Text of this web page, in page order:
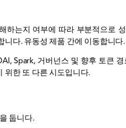
는지 여부에 따라 부분적으로
니다. 유동성 제품 간에 이동합니다.
Spark, 거버넌스 및 향후 토큰
위한 또 다른 시도입니다.
둡니다.